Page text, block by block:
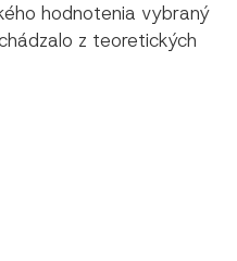
hodnotenia vybraný
z teoretických